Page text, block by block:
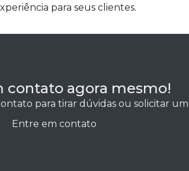
para seus clientes.
contato agora mesmo!
para tirar dúvidas ou solicitar
Entre em contato